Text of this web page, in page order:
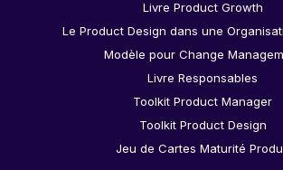
Livre Product Growth
Le Product Design dans une
Modèle pour Change
Livre Responsables
Toolkit Product Manager
Toolkit Product Design
Jeu de Cartes Maturité